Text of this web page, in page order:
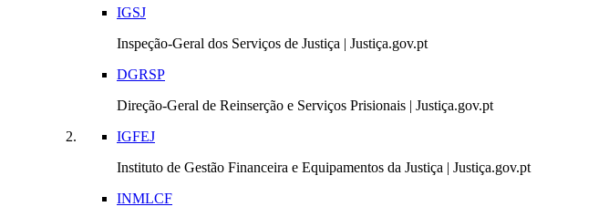
IGSJ
Inspeção-Geral dos Serviços de Justiça | Justiça.gov.pt
DGRSP
Direção-Geral de Reinserção e Serviços Prisionais | Justiça.gov.pt
IGFEJ
Instituto de Gestão Financeira e Equipamentos da Justiça | Justiça.gov.pt
INMLCF